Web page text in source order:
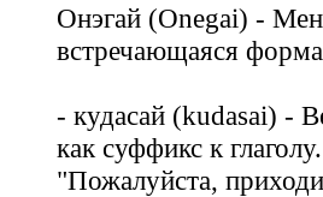
Онэгай (Onegai) -
встречающаяся
- кудасай (kudasai) -
как суффикс к
"Пожалуйста,